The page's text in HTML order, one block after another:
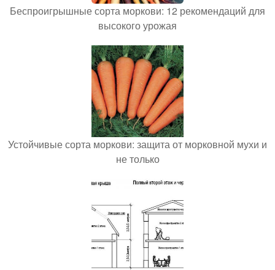
Беспроигрышные сорта моркови: 12 рекомендаций для
высокого урожая
Устойчивые сорта моркови: защита от морковной мухи и
не только